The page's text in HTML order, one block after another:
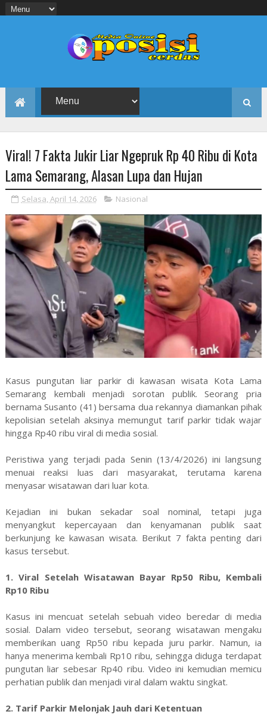
Viral! 7 Fakta Jukir Liar Ngepruk Rp 40 Ribu di Kota
Lama Semarang, Alasan Lupa dan Hujan
Selasa, April 14, 2026 Nasional
Kasus pungutan liar parkir di kawasan wisata Kota Lama
Semarang kembali menjadi sorotan publik. Seorang pria
bernama Susanto (41) bersama dua rekannya diamankan pihak
kepolisian setelah aksinya memungut tarif parkir tidak wajar
hingga Rp40 ribu viral di media sosial.
Peristiwa yang terjadi pada Senin (13/4/2026) ini langsung
menuai reaksi luas dari masyarakat, terutama karena
menyasar wisatawan dari luar kota.
Kejadian ini bukan sekadar soal nominal, tetapi juga
menyangkut kepercayaan dan kenyamanan publik saat
berkunjung ke kawasan wisata. Berikut 7 fakta penting dari
kasus tersebut.
1. Viral Setelah Wisatawan Bayar Rp50 Ribu, Kembali
Rp10 Ribu
Kasus ini mencuat setelah sebuah video beredar di media
sosial. Dalam video tersebut, seorang wisatawan mengaku
memberikan uang Rp50 ribu kepada juru parkir. Namun, ia
hanya menerima kembali Rp10 ribu, sehingga diduga terdapat
pungutan liar sebesar Rp40 ribu. Video ini kemudian memicu
perhatian publik dan menjadi viral dalam waktu singkat.
2. Tarif Parkir Melonjak Jauh dari Ketentuan